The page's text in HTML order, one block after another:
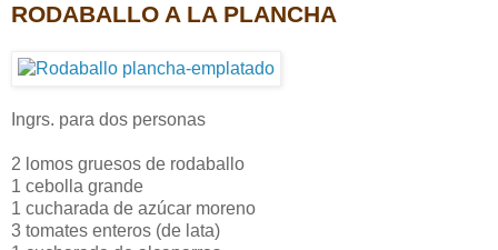
RODABALLO A LA PLANCHA
Ingrs. para dos personas
2 lomos gruesos de rodaballo
1 cebolla grande
1 cucharada de azúcar moreno
3 tomates enteros (de lata)